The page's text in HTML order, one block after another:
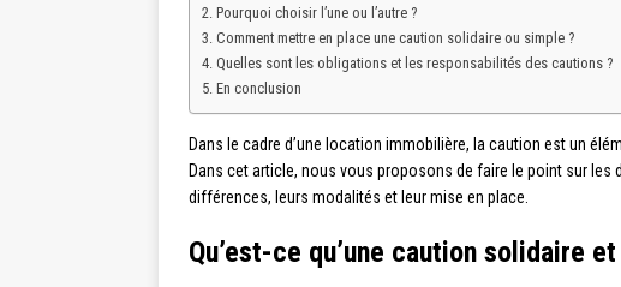
Pourquoi choisir l’une ou l’autre ?
Comment mettre en place une caution solidaire ou simple ?
Quelles sont les obligations et les responsabilités des cautions ?
En conclusion
Dans le cadre d’une location immobilière, la caution est un
Dans cet article, nous vous proposons de faire le point sur les
différences, leurs modalités et leur mise en place.
Qu’est-ce qu’une caution solidaire